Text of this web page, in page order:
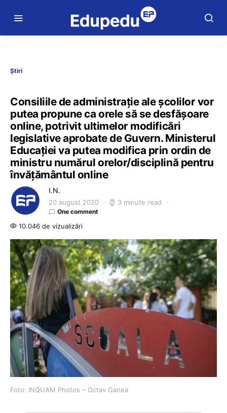
Știri
Consiliile de administrație ale școlilor vor
putea propune ca orele să se desfășoare
online, potrivit ultimelor modificări
legislative aprobate de Guvern. Ministerul
Educației va putea modifica prin ordin de
ministru numărul orelor/disciplină pentru
învățământul online
I.N.
20 august 2020 3 minute read
One comment
10.046 de vizualizări
Foto: INQUAM Photos – Octav Ganea